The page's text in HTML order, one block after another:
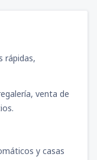
rápidas,
venta de
y casas